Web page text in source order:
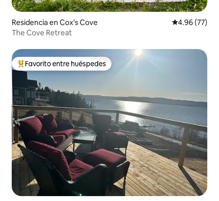
Residencia en Cox's Cove Calificación
4.96 (77)
The Cove Retreat
De los mejores en Favorito entre huéspedes
Favorito entre huéspedes